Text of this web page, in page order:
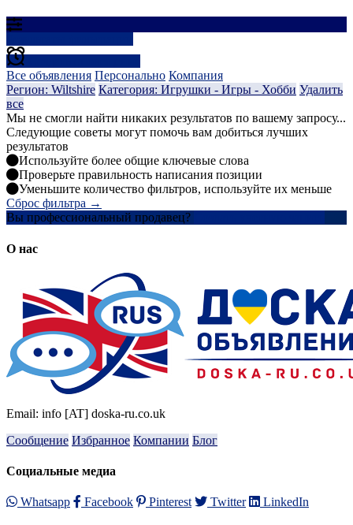
Все объявления Персонально Компания
Регион: Wiltshire Категория: Игрушки - Игры - Хобби Удалить
все
Мы не смогли найти никаких результатов по вашему запросу...
Следующие советы могут помочь вам добиться лучших
результатов
Используйте более общие ключевые слова
Проверьте правильность написания позиции
Уменьшите количество фильтров, используйте их меньше
Сброс фильтра →
Вы профессиональный продавец?
О нас
Email: info [AT] doska-ru.co.uk
Сообщение Избранное Компании Блог
Социальные медиа
Whatsapp Facebook Pinterest Twitter LinkedIn